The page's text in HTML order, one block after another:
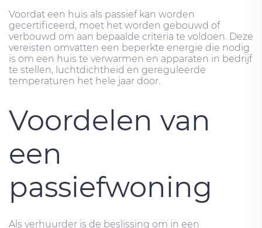
Voordat een huis als passief kan worden
gecertificeerd, moet het worden gebouwd of
verbouwd om aan bepaalde criteria te voldoen. Deze
vereisten omvatten een beperkte energie die nodig
is om een ​​huis te verwarmen en apparaten in bedrijf
te stellen, luchtdichtheid en gereguleerde
temperaturen het hele jaar door.
Voordelen van
een
passiefwoning
Als verhuurder is de beslissing om in een